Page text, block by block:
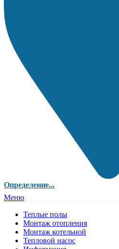
Определение...
Меню
Теплые полы
Монтаж отопления
Монтаж котельной
Тепловой насос